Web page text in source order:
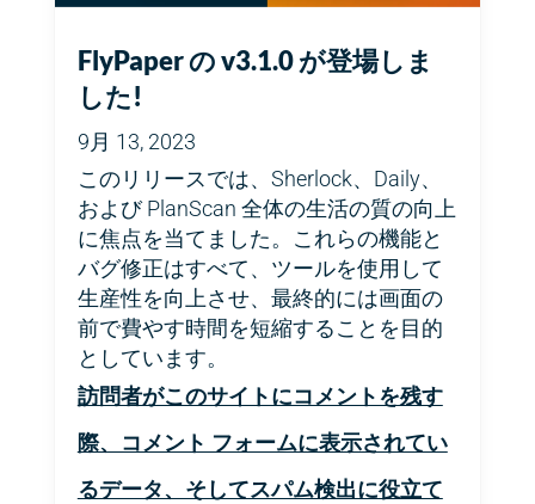
FlyPaper の v3.1.0 が登場しま
した!
9月 13, 2023
このリリースでは、Sherlock、Daily、
および PlanScan 全体の生活の質の向上
に焦点を当てました。これらの機能と
バグ修正はすべて、ツールを使用して
生産性を向上させ、最終的には画面の
前で費やす時間を短縮することを目的
としています。
訪問者がこのサイトにコメントを残す
際、コメント フォームに表示されてい
るデータ、そしてスパム検出に役立て